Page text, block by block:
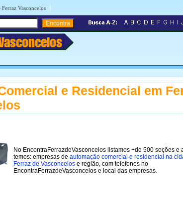
Ferraz Vasconcelos |
e Residencial em
No EncontraFerrazdeVasconcelos listamos +de 500 seções e
temos: empresas de automação comercial e residencial na
Ferraz de Vasconcelos e região, com telefones no
EncontraFerrazdeVasconcelos e local das empresas.